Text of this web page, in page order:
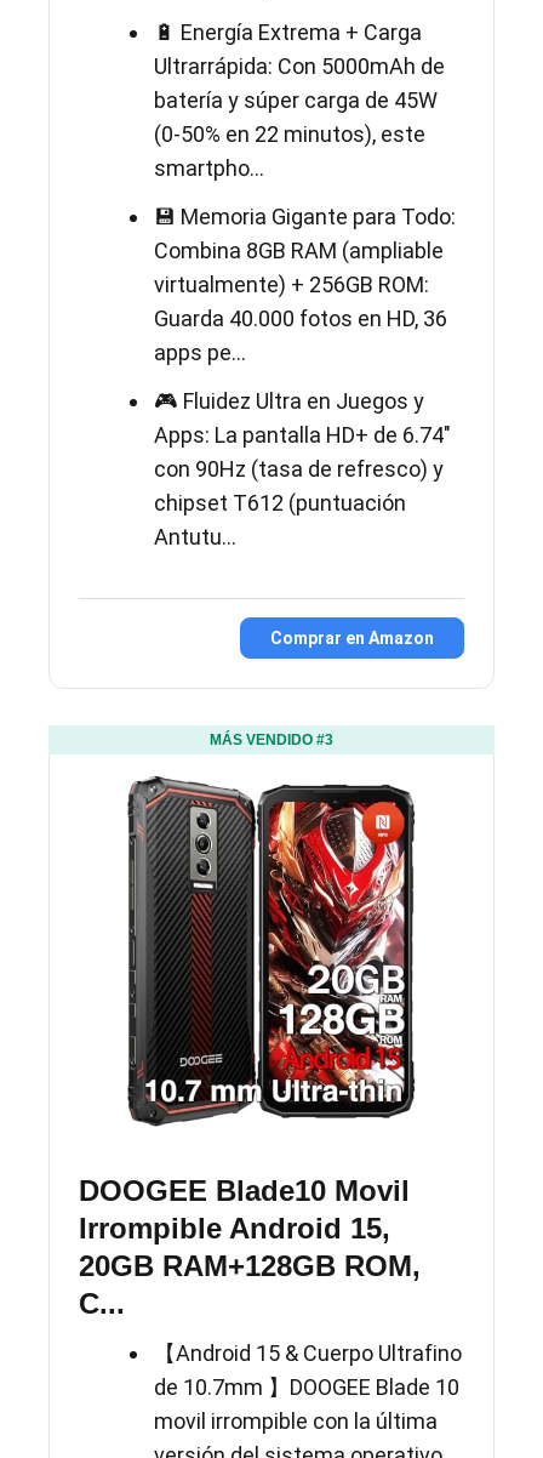
🔋 Energía Extrema + Carga
Ultrarrápida: Con 5000mAh de
batería y súper carga de 45W
(0-50% en 22 minutos), este
smartpho...
💾 Memoria Gigante para Todo:
Combina 8GB RAM (ampliable
virtualmente) + 256GB ROM:
Guarda 40.000 fotos en HD, 36
apps pe...
🎮 Fluidez Ultra en Juegos y
Apps: La pantalla HD+ de 6.74"
con 90Hz (tasa de refresco) y
chipset T612 (puntuación
Antutu...
Comprar en Amazon
MÁS VENDIDO #3
DOOGEE Blade10 Movil
Irrompible Android 15,
20GB RAM+128GB ROM,
C...
【Android 15 & Cuerpo Ultrafino
de 10.7mm 】DOOGEE Blade 10
movil irrompible con la última